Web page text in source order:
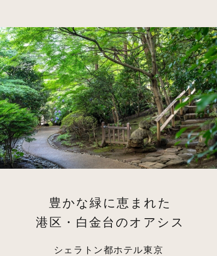
豊かな緑に恵まれた
港区・白金台のオアシス
シェラトン都ホテル東京